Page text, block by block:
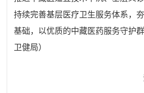
持续完善基层医疗卫生服务体系，
基础，以优质的中藏医药服务守护
卫健局）